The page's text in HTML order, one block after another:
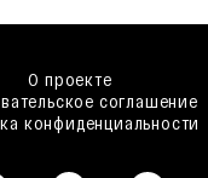
О проекте
соглашение
конфиденциальности